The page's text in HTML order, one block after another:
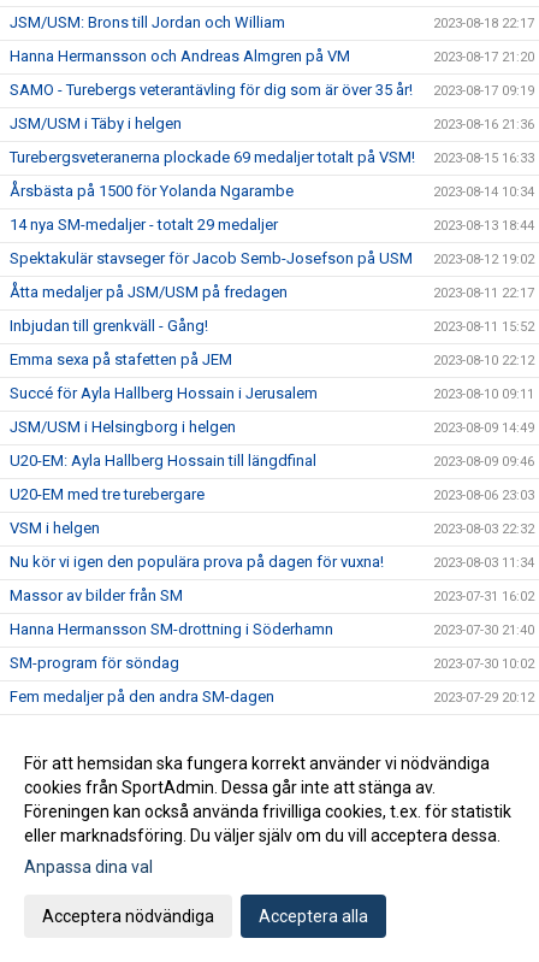
JSM/USM: Brons till Jordan och William 2023-08-18 22:17
Hanna Hermansson och Andreas Almgren på VM 2023-08-17 21:20
SAMO - Turebergs veterantävling för dig som är över 35 år! 2023-08-17 09:19
JSM/USM i Täby i helgen 2023-08-16 21:36
Turebergsveteranerna plockade 69 medaljer totalt på VSM! 2023-08-15 16:33
Årsbästa på 1500 för Yolanda Ngarambe 2023-08-14 10:34
14 nya SM-medaljer - totalt 29 medaljer 2023-08-13 18:44
Spektakulär stavseger för Jacob Semb-Josefson på USM 2023-08-12 19:02
Åtta medaljer på JSM/USM på fredagen 2023-08-11 22:17
Inbjudan till grenkväll - Gång! 2023-08-11 15:52
Emma sexa på stafetten på JEM 2023-08-10 22:12
Succé för Ayla Hallberg Hossain i Jerusalem 2023-08-10 09:11
JSM/USM i Helsingborg i helgen 2023-08-09 14:49
U20-EM: Ayla Hallberg Hossain till längdfinal 2023-08-09 09:46
U20-EM med tre turebergare 2023-08-06 23:03
VSM i helgen 2023-08-03 22:32
Nu kör vi igen den populära prova på dagen för vuxna! 2023-08-03 11:34
Massor av bilder från SM 2023-07-31 16:02
Hanna Hermansson SM-drottning i Söderhamn 2023-07-30 21:40
SM-program för söndag 2023-07-30 10:02
Fem medaljer på den andra SM-dagen 2023-07-29 20:12
SM i Söderhamn - dag 1 2023-07-28 23:48
Tre turebergare uttagna till U20-EM
SM-program för fredag 2023-07-28 07:26
Dags för SM i helgen
Rapport från Leksands Sparbanksspel
För att hemsidan ska fungera korrekt använder vi nödvändiga
cookies från SportAdmin. Dessa går inte att stänga av.
Föreningen kan också använda frivilliga cookies, t.ex. för statistik
eller marknadsföring. Du väljer själv om du vill acceptera dessa.
Anpassa dina val
Acceptera nödvändiga Acceptera alla